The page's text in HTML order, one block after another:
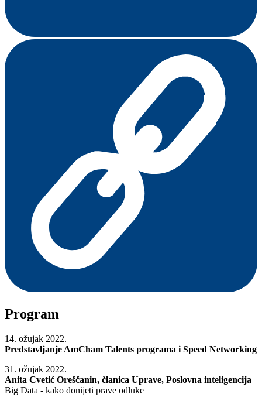
Program
14. ožujak 2022.
Predstavljanje AmCham Talents programa i Speed Networking
31. ožujak 2022.
Anita Cvetić Oreščanin, članica Uprave, Poslovna inteligencija
Big Data - kako donijeti prave odluke